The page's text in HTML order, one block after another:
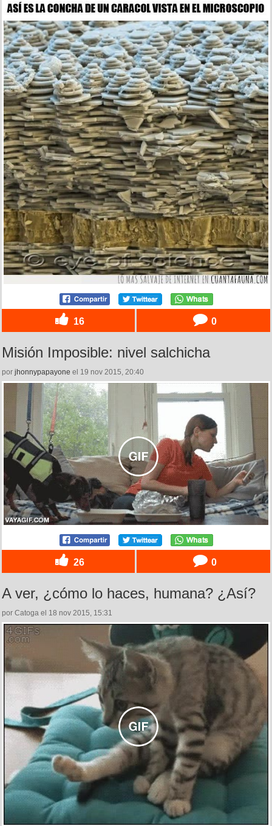
16 0
Misión Imposible: nivel salchicha
por jhonnypapayone el 19 nov 2015, 20:40
26 0
A ver, ¿cómo lo haces, humana? ¿Así?
por Catoga el 18 nov 2015, 15:31